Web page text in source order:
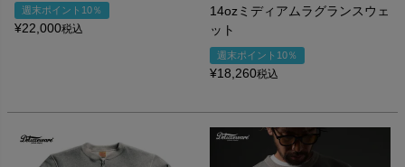
週末ポイント10％
¥22,000税込
14ozミディアムラグランスウェ
ット
週末ポイント10％
¥18,260税込